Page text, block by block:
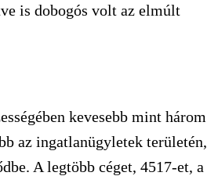
is dobogós volt az elmúlt
kevesebb mint három
az ingatlanügyletek területén,
A legtöbb céget, 4517-et, a